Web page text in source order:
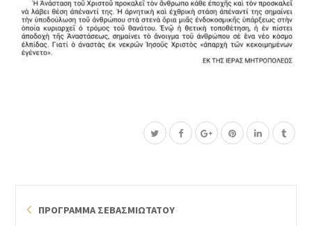
ΠΡΟΓΡΑΜΜΑ ΣΕΒΑΣΜΙΩΤΑΤΟΥ